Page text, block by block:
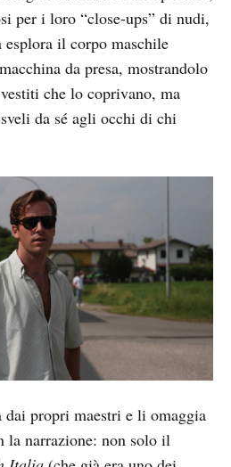
per i loro “close-ups” di nudi,
il corpo maschile
da presa, mostrandolo
che lo coprivano, ma
da sé agli occhi di chi
dai propri maestri e li omaggia
la narrazione: non solo il